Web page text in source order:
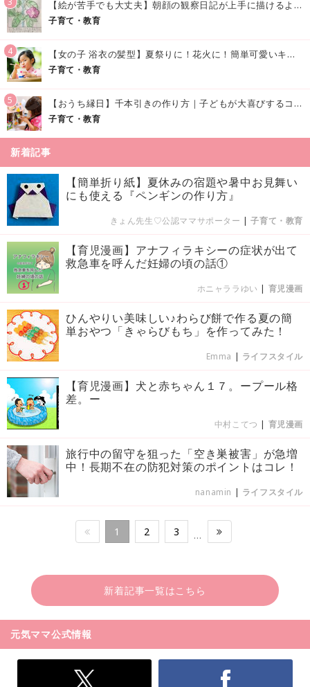
【絵が苦手でも大丈夫】朝顔の観察日記が上手に描けるようになる方法｜イラスト付き
子育て・教育
4 【女の子 浴衣の髪型】夏祭りに！花火に！簡単可愛いキッズの浴衣ヘアアレンジまとめ
子育て・教育
5 【おうち縁日】千本引きの作り方｜子どもが大喜びするコツやアイデア♪
子育て・教育
新着記事
【簡単折り紙】夏休みの宿題や暑中お見舞い
にも使える『ペンギンの作り方』
きょん先生♡公認ママサポーター |子育て・教育
【育児漫画】アナフィラキシーの症状が出て
救急車を呼んだ妊婦の頃の話①
ホニャララゆい | 育児漫画
ひんやりい美味しい♪わらび餅で作る夏の簡
単おやつ「きゃらびもち」を作ってみた！
Emma | ライフスタイル
【育児漫画】犬と赤ちゃん１７。ープール格
差。ー
中村こてつ | 育児漫画
旅行中の留守を狙った「空き巣被害」が急増
中！長期不在の防犯対策のポイントはコレ！
nanamin | ライフスタイル
1 2 3 …
新着記事一覧はこちら
元気ママ公式情報